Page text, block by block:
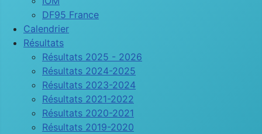
DF95 France
Calendrier
Résultats
Résultats 2025 - 2026
Résultats 2024-2025
Résultats 2023-2024
Résultats 2021-2022
Résultats 2020-2021
Résultats 2019-2020